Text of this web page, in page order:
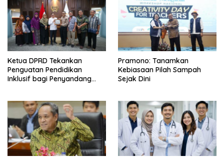
Ketua DPRD Tekankan
Penguatan Pendidikan
Inklusif bagi Penyandang
Pramono: Tanamkan
Kebiasaan Pilah Sampah
Sejak Dini